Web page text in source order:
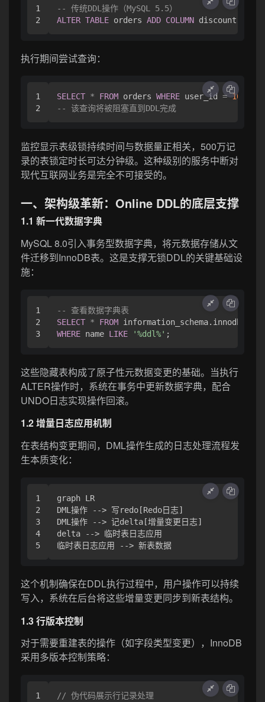
1
-- 传统DDL操作（MySQL 5.5）
ALTER TABLE orders ADD COLUMN discount
执行期间尝试查询：
1
SELECT * FROM orders WHERE user_id = 100
-- 该查询将被阻塞直到DDL完成
监控显示表级锁持续时间与数据量正相关，500万记
录的表锁定时长可达分钟级。这种级别的服务中断对
现代互联网业务是完全不可接受的。
一、架构级革新：Online DDL的底层支撑
1.1 新一代数据字典
MySQL 8.0引入事务型数据字典，将元数据存储从文
件迁移到InnoDB表。这是支撑无锁DDL的关键基础设
施：
1
2
-- 查看数据字典表
SELECT *
FROM
WHERE name LIKE '%ddl%'
这些隐藏表构成了原子性元数据变更的基础。当执行
ALTER操作时，系统在事务中更新数据字典，配合
UNDO日志实现操作回滚。
1.2 增量日志应用机制
在表结构变更期间，DML操作生成的日志处理流程发
生本质变化：
1
2
3
4
graph LR
DML操作 --> 写redo[Redo日志]
DML操作 --> 记delta[增量变更日志]
delta --> 临时表日志应用
这个机制确保在DDL执行过程中，用户操作可以持续
写入，系统在后台将这些增量变更同步到新表结构。
1.3 行版本控制
对于需要重建表的操作（如字段类型变更），InnoDB
采用多版本控制策略：
1
// 伪代码展示行记录处理